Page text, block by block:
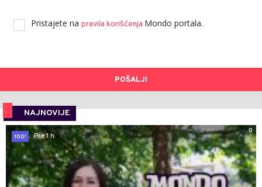
Pristajete na pravila korišćenja Mondo portala.
POŠALJI
NAJNOVIJE
0
100!
Pre 1 h